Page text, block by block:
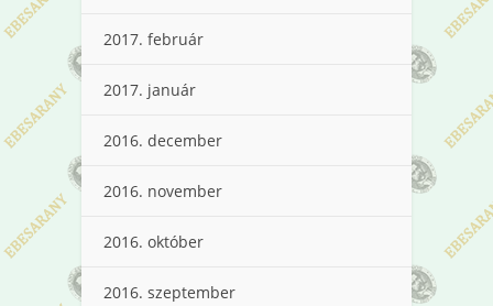
2017. február
2017. január
2016. december
2016. november
2016. október
2016. szeptember